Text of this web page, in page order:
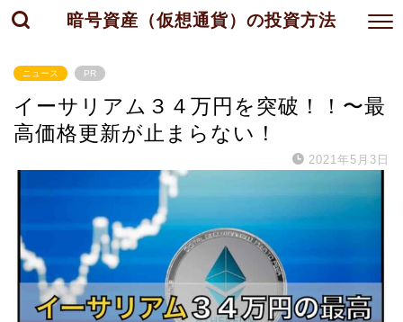
暗号資産（仮想通貨）の投資方法
ニュース PR
イーサリアム３４万円を突破！！〜最
高価格更新が止まらない！
2021年5月3日